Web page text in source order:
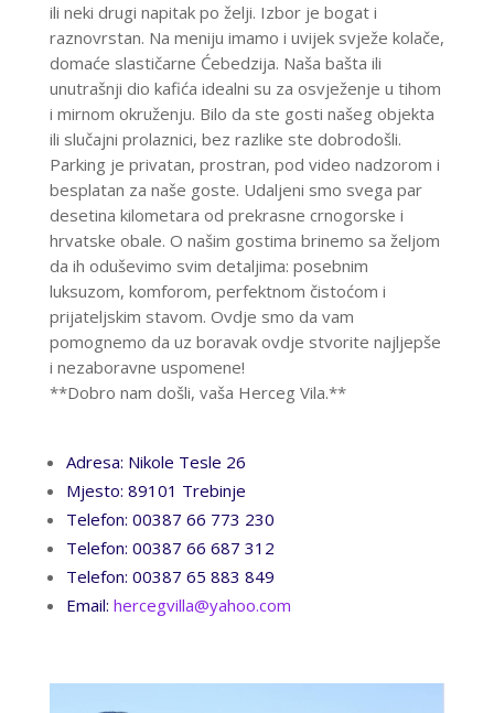
ili neki drugi napitak po želji. Izbor je bogat i
raznovrstan. Na meniju imamo i uvijek svježe kolače,
domaće slastičarne Ćebedzija. Naša bašta ili
unutrašnji dio kafića idealni su za osvježenje u tihom
i mirnom okruženju. Bilo da ste gosti našeg objekta
ili slučajni prolaznici, bez razlike ste dobrodošli.
Parking je privatan, prostran, pod video nadzorom i
besplatan za naše goste. Udaljeni smo svega par
desetina kilometara od prekrasne crnogorske i
hrvatske obale. O našim gostima brinemo sa željom
da ih oduševimo svim detaljima: posebnim
luksuzom, komforom, perfektnom čistoćom i
prijateljskim stavom. Ovdje smo da vam
pomognemo da uz boravak ovdje stvorite najljepše
i nezaboravne uspomene!
**Dobro nam došli, vaša Herceg Vila.**
Adresa: Nikole Tesle 26
Mjesto: 89101 Trebinje
Telefon: 00387 66 773 230
Telefon: 00387 66 687 312
Telefon: 00387 65 883 849
Email: hercegvilla@yahoo.com